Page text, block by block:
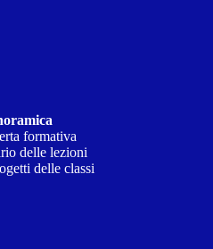
formativa
delle lezioni
delle classi